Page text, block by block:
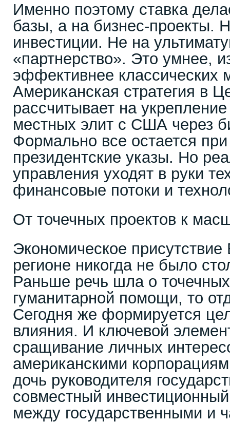
Именно поэтому ставка
базы, а на бизнес-проекты.
инвестиции. Не на
«партнерство». Это умнее,
эффективнее классических
Американская стратегия в
рассчитывает на
местных элит с США через
Формально все остается
президентские указы. Но
управления уходят в руки
финансовые потоки и
От точечных проектов к
Экономическое
регионе никогда не было
Раньше речь шла о
гуманитарной помощи, то
Сегодня же формируется
влияния. И ключевой
сращивание личных
американскими
дочь руководителя
совместный
между государственными и